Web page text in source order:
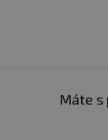
Máte s